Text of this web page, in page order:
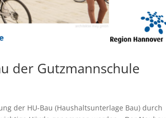
der Gutzmannschule
der HU-Bau (Haushaltsunterlage Bau) durch